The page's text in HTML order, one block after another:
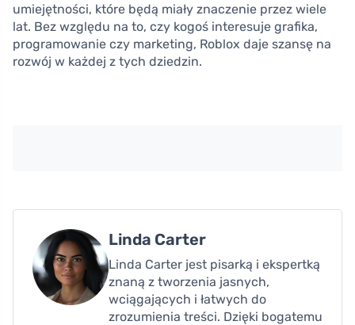
umiejętności, które będą miały znaczenie przez wiele
lat. Bez względu na to, czy kogoś interesuje grafika,
programowanie czy marketing, Roblox daje szansę na
rozwój w każdej z tych dziedzin.
Linda Carter
Linda Carter jest pisarką i ekspertką
znaną z tworzenia jasnych,
wciągających i łatwych do
zrozumienia treści. Dzięki bogatemu